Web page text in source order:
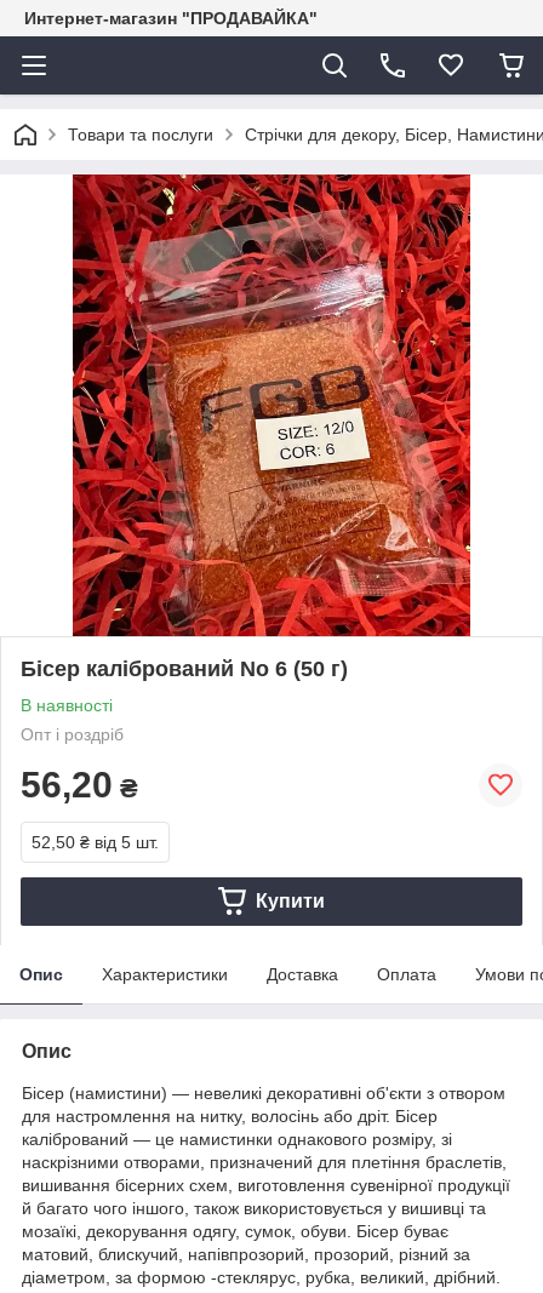
Интернет-магазин "ПРОДАВАЙКА"
Товари та послуги Стрічки для декору, Бісер,
Бісер калібрований No 6 (50 г)
В наявності
Опт і роздріб
56,20 ₴
52,50 ₴ від 5 шт.
Купити
Опис Характеристики Доставка Оплата Умови
Опис
Бісер (намистини) — невеликі декоративні об'єкти з отвором
для настромлення на нитку, волосінь або дріт. Бісер
калібрований — це намистинки однакового розміру, зі
наскрізними отворами, призначений для плетіння браслетів,
вишивання бісерних схем, виготовлення сувенірної продукції
й багато чого іншого, також використовується у вишивці та
мозаїкі, декорування одягу, сумок, обуви. Бісер буває
матовий, блискучий, напівпрозорий, прозорий, різний за
діаметром, за формою -стеклярус, рубка, великий, дрібний.